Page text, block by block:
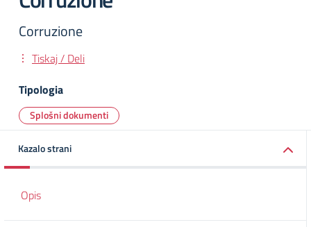
Corruzione
Tiskaj / Deli
Tipologia
Splošni dokumenti
Kazalo strani
Opis